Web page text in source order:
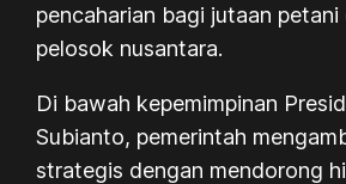
pencaharian bagi jutaan petani
pelosok nusantara.
Di bawah kepemimpinan
Subianto, pemerintah
strategis dengan mendorong